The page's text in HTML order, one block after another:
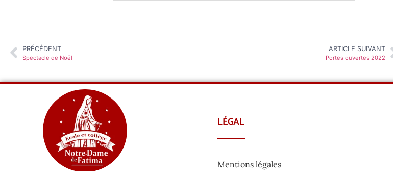
PRÉCÉDENT
Spectacle de Noël
ARTICLE SUIVANT
Portes ouvertes 2022
LÉGAL
Mentions légales